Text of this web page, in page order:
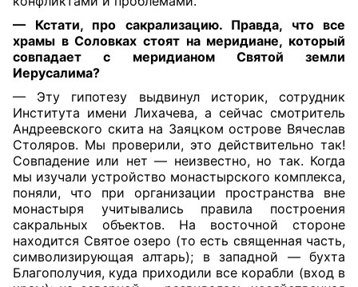
— Кстати, про сакрализацию. Правда, что все
храмы в Соловках стоят на меридиане, который
совпадает с меридианом Святой земли
Иерусалима?
— Эту гипотезу выдвинул историк, сотрудник
Института имени Лихачева, а сейчас смотритель
Андреевского скита на Заяцком острове Вячеслав
Столяров. Мы проверили, это действительно так!
Совпадение или нет — неизвестно, но так. Когда
мы изучали устройство монастырского комплекса,
поняли, что при организации пространства вне
монастыря учитывались правила построения
сакральных объектов. На восточной стороне
находится Святое озеро (то есть священная часть,
символизирующая алтарь); в западной — бухта
Благополучия, куда приходили все корабли (вход в